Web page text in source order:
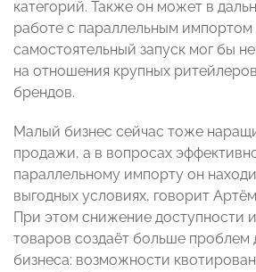
категорий. Также он может в
работе с параллельным
самостоятельный запуск мог бы
на отношения крупных
брендов.
Малый бизнес сейчас тоже
продажи, а в вопросах
параллельному импорту он
выгодных условиях, говорит
При этом снижение доступности
товаров создаёт больше проблем
бизнеса: возможности